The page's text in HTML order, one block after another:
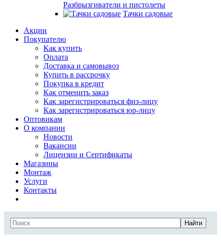
Разбрызгиватели и пистолеты
Тачки садовые
Акции
Покупателю
Как купить
Оплата
Доставка и самовывоз
Купить в рассрочку
Покупка в кредит
Как отменить заказ
Как зарегистрироваться физ-лицу
Как зарегистрироваться юр-лицу
Оптовикам
О компании
Новости
Вакансии
Лицензии и Сертификаты
Магазины
Монтаж
Услуги
Контакты
Найти